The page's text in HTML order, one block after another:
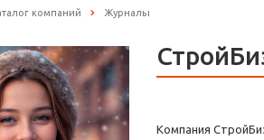
компаний Журналы
Компания